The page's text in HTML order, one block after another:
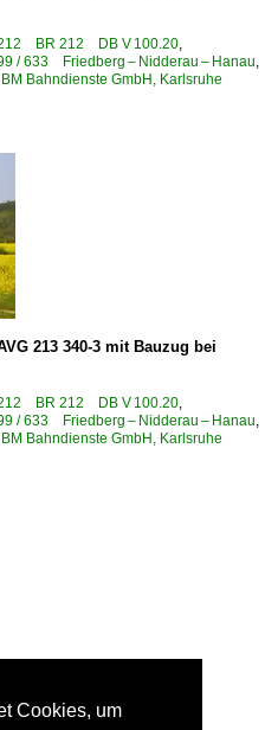
212 BR 212 DB V 100.20,
/ 633 Friedberg – Nidderau – Hanau,
Bahndienste GmbH, Karlsruhe
213 340-3 mit Bauzug bei
212 BR 212 DB V 100.20,
/ 633 Friedberg – Nidderau – Hanau,
Bahndienste GmbH, Karlsruhe
Cookies, um